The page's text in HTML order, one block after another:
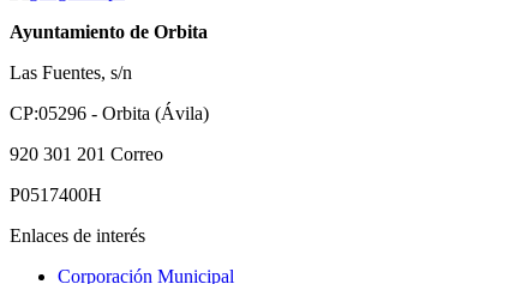
Ayuntamiento de Orbita
Las Fuentes, s/n
CP:05296 - Orbita (Ávila)
920 301 201 Correo
P0517400H
Enlaces de interés
Corporación Municipal